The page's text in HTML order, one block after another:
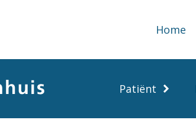
Home
Patiënt